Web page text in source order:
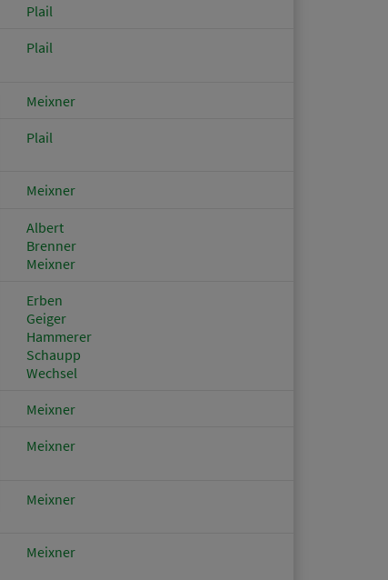
Plail
Plail
Meixner
Plail
Meixner
Albert
Brenner
Meixner
Erben
Geiger
Hammerer
Schaupp
Wechsel
Meixner
Meixner
Meixner
Meixner